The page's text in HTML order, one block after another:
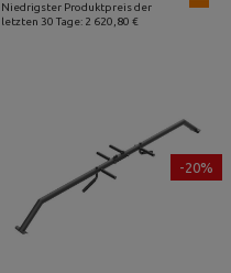
Niedrigster Produktpreis der
letzten 30 Tage: 2 620,80 €
-20%